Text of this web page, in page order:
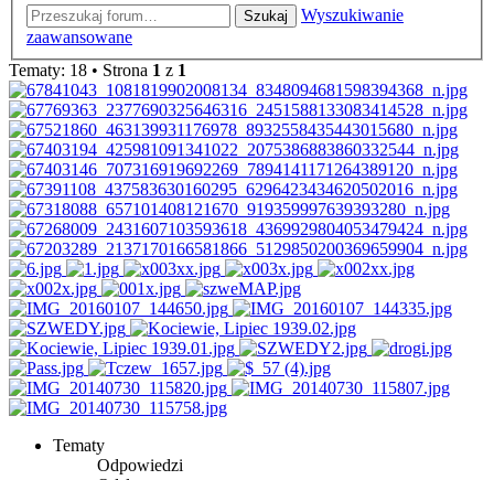
Szukaj
Wyszukiwanie
zaawansowane
Tematy: 18 • Strona 1 z 1
Tematy
Odpowiedzi